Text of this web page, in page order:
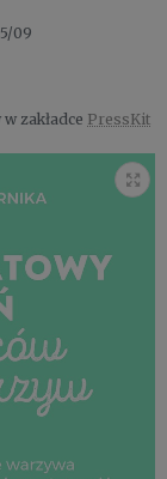
09
zakładce PressKit